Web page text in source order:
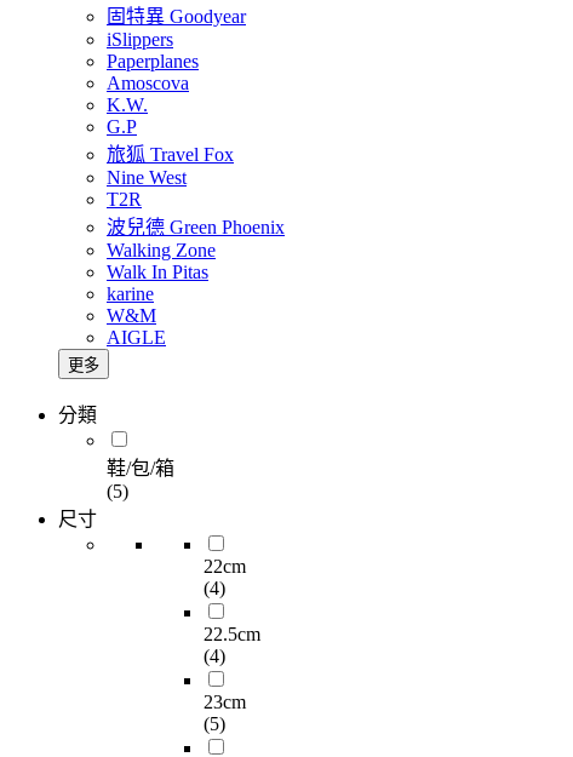
固特異 Goodyear
iSlippers
Paperplanes
Amoscova
K.W.
G.P
旅狐 Travel Fox
Nine West
T2R
波兒德 Green Phoenix
Walking Zone
Walk In Pitas
karine
W&M
AIGLE
更多
分類
鞋/包/箱
(5)
尺寸
22cm
(4)
22.5cm
(4)
23cm
(5)